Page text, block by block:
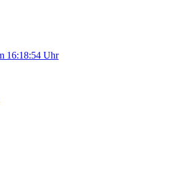
16:18:54 Uhr